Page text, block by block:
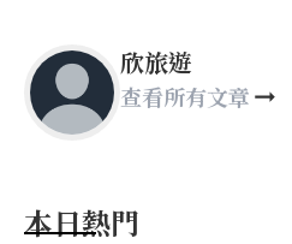
欣旅遊
查看所有文章
本日熱門